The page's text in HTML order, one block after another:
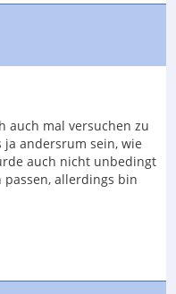
auch mal versuchen zu
ja andersrum sein, wie
auch nicht unbedingt
allerdings bin